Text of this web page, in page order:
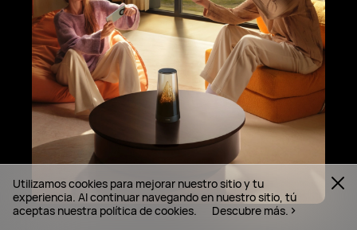
Utilizamos cookies para mejorar nuestro sitio y tu
experiencia. Al continuar navegando en nuestro sitio, tú
aceptas nuestra política de cookies.
Descubre más.